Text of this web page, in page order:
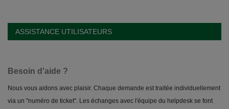
ASSISTANCE UTILISATEURS
Besoin d'aide ?
Nous vous aidons avec plaisir. Chaque demande est traitée individuellement
via un "numéro de ticket". Les échanges avec l'équipe du helpdesk se font